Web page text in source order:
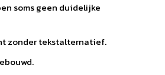
soms geen duidelijke
zonder tekstalternatief.